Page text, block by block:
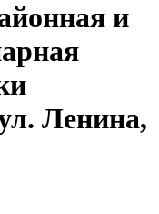
и
Ленина,